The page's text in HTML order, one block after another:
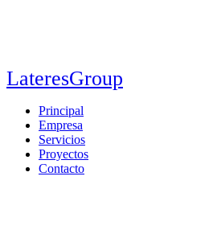
LateresGroup
Principal
Empresa
Servicios
Proyectos
Contacto